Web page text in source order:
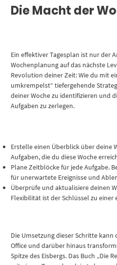
Die Macht der
Ein effektiver Tagesplan ist nur der
Wochenplanung auf das nächste
Revolution deiner Zeit: Wie du mit
umkrempelst“ tiefergehende
deiner Woche zu identifizieren und
Aufgaben zu zerlegen.
Erstelle einen Überblick über deine
Aufgaben, die du diese Woche
Plane Zeitblöcke für jede Aufgabe.
für unerwartete Ereignisse und
Überprüfe und aktualisiere deinen
Flexibilität ist der Schlüssel zu einer
Die Umsetzung dieser Schritte
Office und darüber hinaus
Spitze des Eisbergs. Das Buch „Die